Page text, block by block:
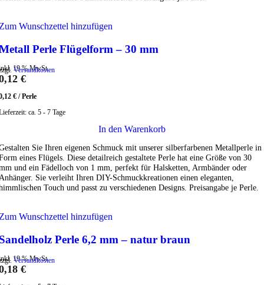
Wunschzettel hinzufügen
Perle Flügelform – 30 mm
19 % MwSt.
Versandkosten
€
€ /Perle
ca. 5 - 7 Tage
In den Warenkorb
Sie Ihren eigenen Schmuck mit unserer silberfarbenen Metallperle in
eines Flügels. Diese detailreich gestaltete Perle hat eine Größe von 30
und ein Fädelloch von 1 mm, perfekt für Halsketten, Armbänder oder
Sie verleiht Ihren DIY-Schmuckkreationen einen eleganten,
Touch und passt zu verschiedenen Designs. Preisangabe je Perle.
Wunschzettel hinzufügen
Perle 6,2 mm – natur braun
19 % MwSt.
Versandkosten
€